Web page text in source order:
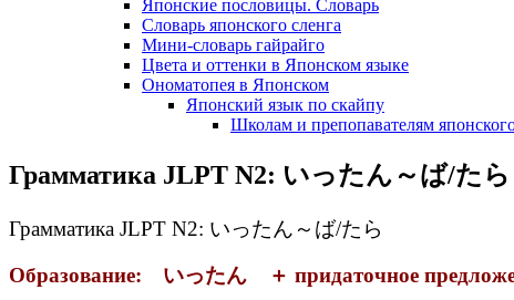
Японские пословицы. Словарь
Словарь японского сленга
Мини-словарь гайрайго
Цвета и оттенки в Японском языке
Ономатопея в Японском
Японский язык по скайпу
Школам и препопавателям
Грамматика JLPT N2: いったん～ば/たら
Грамматика JLPT N2: いったん～ば/たら
Образование: いったん ＋ придаточное